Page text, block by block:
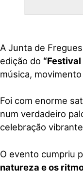
A Junta de
edição do
música,
Foi com enorme
num verdadeiro
celebração
O evento cumpriu
natureza e os